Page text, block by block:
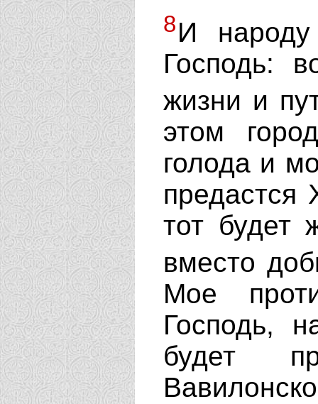
8И
Господь:
жизни и
этом
голода и
тот будет
вместо
Мое
Господь,
будет